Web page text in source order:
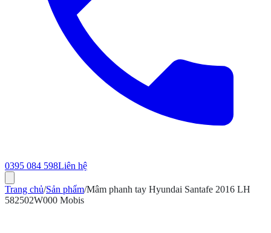
0395 084 598Liên hệ
Trang chủ/Sản phẩm/Mâm phanh tay Hyundai Santafe 2016 LH
582502W000 Mobis